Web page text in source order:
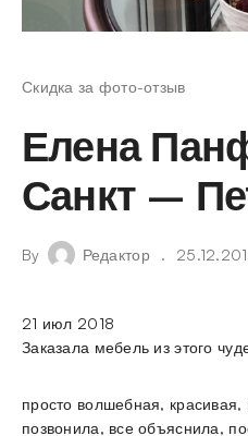
Скидка за фото-отзыв
Елена
Санкт –
By Редактор
21 июл 2018
Заказала мебель из этого
просто волшебная, красивая,
позвонила, все объяснила,